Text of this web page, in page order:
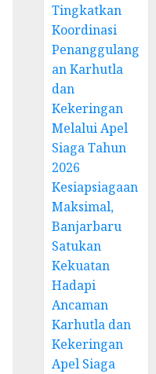
Tingkatkan
Koordinasi
Penanggulang
an Karhutla
dan
Kekeringan
Melalui Apel
Siaga Tahun
2026
Kesiapsiagaan
Maksimal,
Banjarbaru
Satukan
Kekuatan
Hadapi
Ancaman
Karhutla dan
Kekeringan
Apel Siaga